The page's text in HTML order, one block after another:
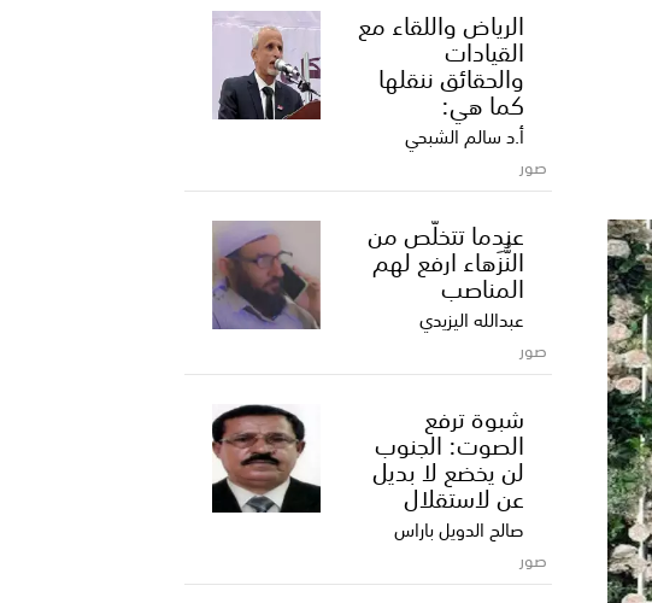
الرياض واللقاء مع
القيادات
والحقائق ننقلها
كما هي:
أ.د سالم الشبحي
صور
عندما تتخلّص من
النُّزَهاء ارفع لهم
المناصب
عبدالله اليزيدي
صور
شبوة ترفع
الصوت: الجنوب
لن يخضع لا بديل
عن لاستقلال
صالح الدويل باراس
صور